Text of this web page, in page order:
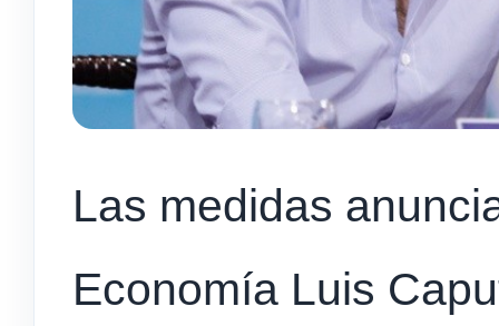
Las medidas
Economía Luis